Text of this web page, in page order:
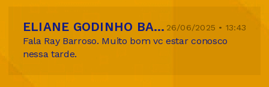
ELIANE GODINHO BARROSO TIBURCIO 26/06/2025 • 13:43
Fala Ray Barroso. Muito bom vc estar conosco
nessa tarde.